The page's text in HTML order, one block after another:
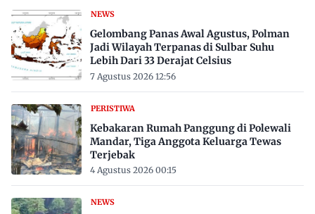
NEWS
Gelombang Panas Awal Agustus, Polman
Jadi Wilayah Terpanas di Sulbar Suhu
Lebih Dari 33 Derajat Celsius
7 Agustus 2026 12:56
PERISTIWA
Kebakaran Rumah Panggung di Polewali
Mandar, Tiga Anggota Keluarga Tewas
Terjebak
4 Agustus 2026 00:15
NEWS